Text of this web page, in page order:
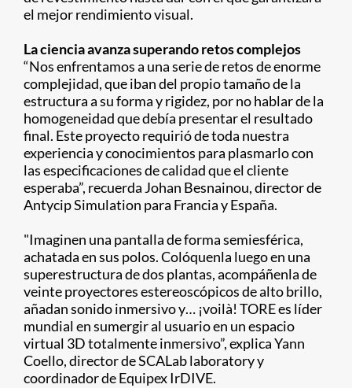
el mejor rendimiento visual.
La ciencia avanza superando retos complejos
“Nos enfrentamos a una serie de retos de enorme
complejidad, que iban del propio tamaño de la
estructura a su forma y rigidez, por no hablar de la
homogeneidad que debía presentar el resultado
final. Este proyecto requirió de toda nuestra
experiencia y conocimientos para plasmarlo con
las especificaciones de calidad que el cliente
esperaba”, recuerda Johan Besnainou, director de
Antycip Simulation para Francia y España.
"Imaginen una pantalla de forma semiesférica,
achatada en sus polos. Colóquenla luego en una
superestructura de dos plantas, acompáñenla de
veinte proyectores estereoscópicos de alto brillo,
añadan sonido inmersivo y… ¡voilà! TORE es líder
mundial en sumergir al usuario en un espacio
virtual 3D totalmente inmersivo”, explica Yann
Coello, director de SCALab laboratory y
coordinador de Equipex IrDIVE.